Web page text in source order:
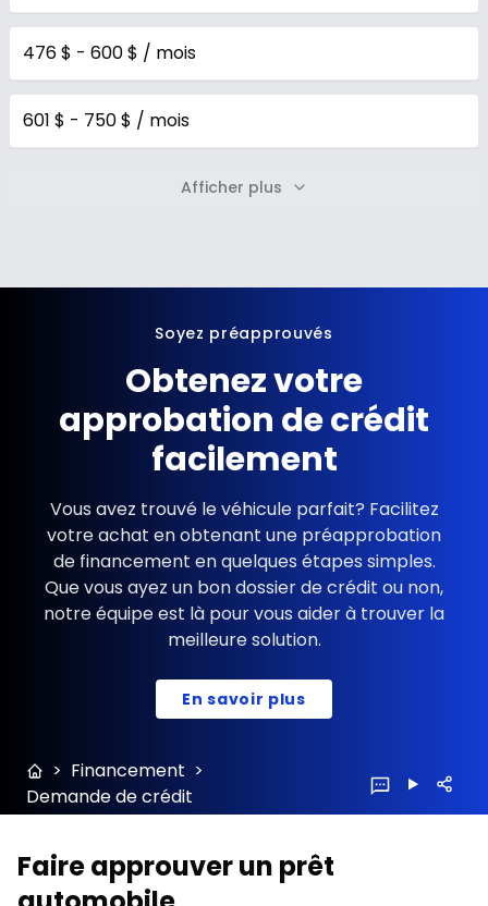
Soyez préapprouvés
Obtenez votre
approbation de crédit
facilement
Vous avez trouvé le véhicule parfait? Facilitez
votre achat en obtenant une préapprobation
de financement en quelques étapes simples.
Que vous ayez un bon dossier de crédit ou non,
notre équipe est là pour vous aider à trouver la
meilleure solution.
En savoir plus
476 $ - 600 $ / mois
601 $ - 750 $ / mois
Afficher plus
> Financement >
Demande de crédit
Faire approuver un prêt